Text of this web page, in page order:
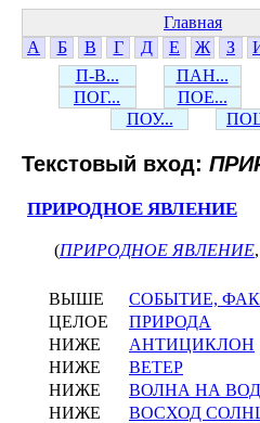
Главная
А
Б В Г Д Е Ж З
П-В...
ПАН...
ПОГ...
ПОЕ...
ПОУ...
Текстовый вход:
ПРИРОДНОЕ ЯВЛЕНИЕ
(ПРИРОДНОЕ ЯВЛЕНИЕ,
ВЫШЕ
СОБЫТИЕ,
ЦЕЛОЕ
ПРИРОДА
НИЖЕ
АНТИЦИКЛОН
НИЖЕ
ВЕТЕР
НИЖЕ
ВОЛНА НА
НИЖЕ
ВОСХОД